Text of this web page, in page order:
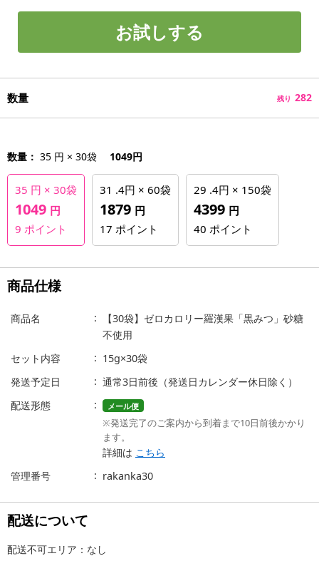
お試しする
数量 残り 282
数量： 35 円 × 30袋 1049円
35 円 × 30袋
1049 円
9 ポイント
31 .4円 × 60袋
1879 円
17 ポイント
29 .4円 × 150袋
4399 円
40 ポイント
商品仕様
商品名
【30袋】ゼロカロリー羅漢果「黒みつ」砂糖
不使用
セット内容
15g×30袋
発送予定日
通常3日前後（発送日カレンダー休日除く）
配送形態
メール便
※発送完了のご案内から到着まで10日前後かかり
ます。
詳細は こちら
管理番号
rakanka30
配送について
配送不可エリア：なし